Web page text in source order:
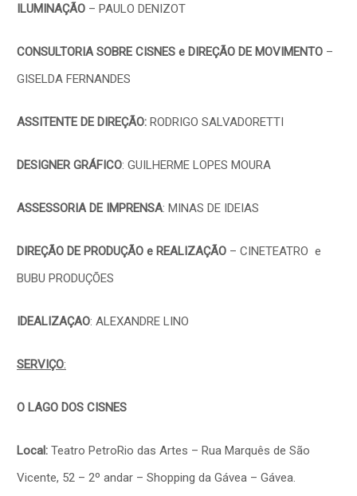
ILUMINAÇÃO – PAULO DENIZOT
CONSULTORIA SOBRE CISNES e DIREÇÃO DE MOVIMENTO –
GISELDA FERNANDES
ASSITENTE DE DIREÇÃO: RODRIGO SALVADORETTI
DESIGNER GRÁFICO: GUILHERME LOPES MOURA
ASSESSORIA DE IMPRENSA: MINAS DE IDEIAS
DIREÇÃO DE PRODUÇÃO e REALIZAÇÃO – CINETEATRO e
BUBU PRODUÇÕES
IDEALIZAÇAO: ALEXANDRE LINO
SERVIÇO:
O LAGO DOS CISNES
Local: Teatro PetroRio das Artes – Rua Marquês de São
Vicente, 52 – 2º andar – Shopping da Gávea – Gávea.